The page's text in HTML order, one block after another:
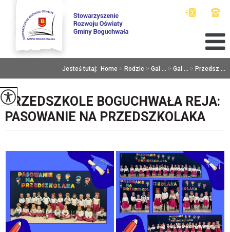
Jesteś tutaj: Home > Rodzic > Gal ... > Gal ... > Przedsz ...
PRZEDSZKOLE BOGUCHWAŁA REJA:
PASOWANIE NA PRZEDSZKOLAKA